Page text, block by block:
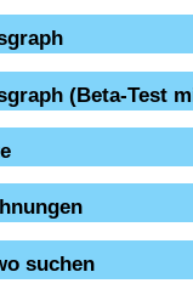
(Beta-Test
suchen